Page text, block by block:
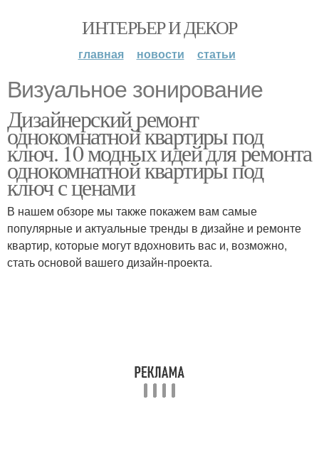
ИНТЕРЬЕР И ДЕКОР
главная новости статьи
Визуальное зонирование
Дизайнерский ремонт
однокомнатной квартиры под
ключ. 10 модных идей для ремонта
однокомнатной квартиры под
ключ с ценами
В нашем обзоре мы также покажем вам самые
популярные и актуальные тренды в дизайне и ремонте
квартир, которые могут вдохновить вас и, возможно,
стать основой вашего дизайн-проекта.